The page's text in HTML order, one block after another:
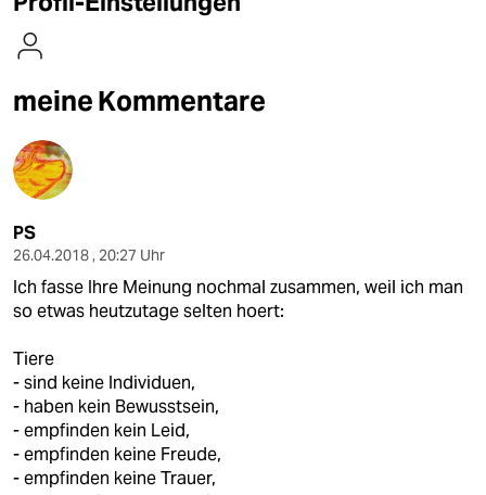
nord
wahrheit
verlag
verlag
veranstaltungen
shop
fragen & hilfe
unterstützen
abo
genossenschaft
meine Kommentare
PS
26.04.2018 , 20:27 Uhr
Ich fasse Ihre Meinung nochmal zusammen, weil ich man
so etwas heutzutage selten hoert:
Tiere
- sind keine Individuen,
- haben kein Bewusstsein,
- empfinden kein Leid,
- empfinden keine Freude,
- empfinden keine Trauer,